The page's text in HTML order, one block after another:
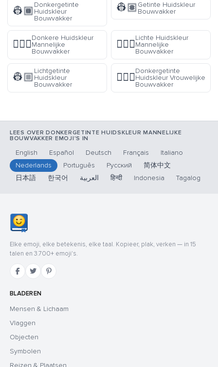
👷🏾
Donkergetinte
Huidskleur
Bouwvakker
👷🏽Getinte Huidskleur
Bouwvakker
👷🏿‍♂️
Donkere Huidskleur
Mannelijke
Bouwvakker
👷🏻‍♂️
Lichte Huidskleur
Mannelijke
Bouwvakker
👷🏼
Lichtgetinte
Huidskleur
Bouwvakker
👷🏾‍♀️
Donkergetinte
Huidskleur Vrouwelijke
Bouwvakker
LEES OVER DONKERGETINTE HUIDSKLEUR MANNELIJKE
BOUWVAKKER EMOJI'S IN
English Español Deutsch Français
Italiano
Nederlands
Português Русский
简体中文
日本語
한국어 العربية हिन्दी Indonesia Tagalog
Elke emoji, elke betekenis, elke taal. Kopieer, plak, verken — in 15
talen en 3.700+ emoji's.
BLADEREN
Mensen & Lichaam
Vlaggen
Objecten
Symbolen
Reizen & Plaatsen